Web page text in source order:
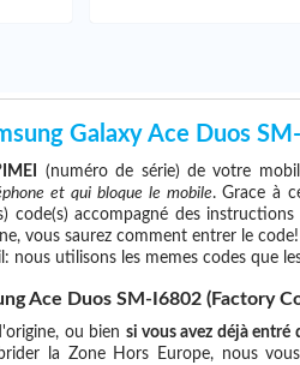
Galaxy Ace Duos
(numéro de série) de votre
et qui bloque le mobile. Grace à
code(s) accompagné des
vous saurez comment entrer le code!
nous utilisons les memes codes que
Ace Duos SM-I6802 (Factory
ou bien si vous avez déjà entré
la Zone Hors Europe, nous